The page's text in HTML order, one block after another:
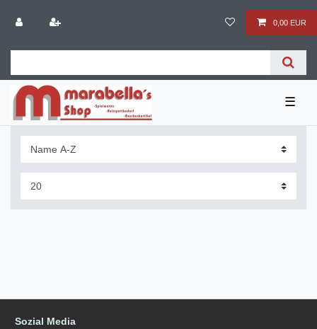
0,00 EUR
☰
Sozial Media